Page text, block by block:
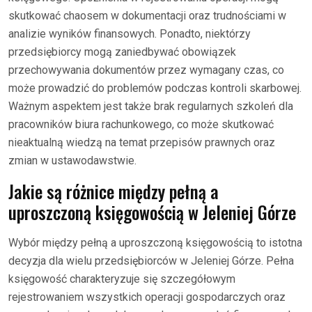
skutkować chaosem w dokumentacji oraz trudnościami w
analizie wyników finansowych. Ponadto, niektórzy
przedsiębiorcy mogą zaniedbywać obowiązek
przechowywania dokumentów przez wymagany czas, co
może prowadzić do problemów podczas kontroli skarbowej.
Ważnym aspektem jest także brak regularnych szkoleń dla
pracowników biura rachunkowego, co może skutkować
nieaktualną wiedzą na temat przepisów prawnych oraz
zmian w ustawodawstwie.
Jakie są różnice między pełną a
uproszczoną księgowością w Jeleniej Górze
Wybór między pełną a uproszczoną księgowością to istotna
decyzja dla wielu przedsiębiorców w Jeleniej Górze. Pełna
księgowość charakteryzuje się szczegółowym
rejestrowaniem wszystkich operacji gospodarczych oraz